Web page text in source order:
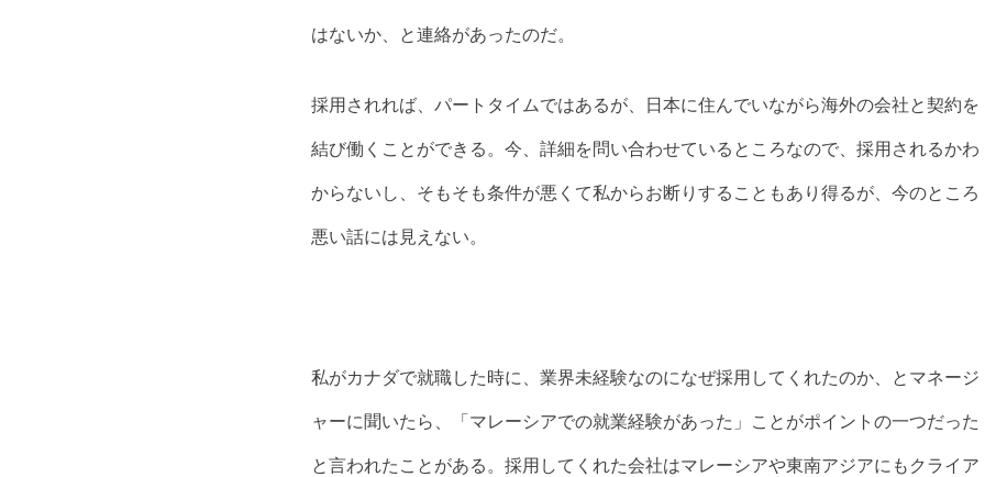
はないか、と連絡があったのだ。
採用されれば、パートタイムではあるが、日本に住んでいながら海外の会社と契約を
結び働くことができる。今、詳細を問い合わせているところなので、採用されるかわ
からないし、そもそも条件が悪くて私からお断りすることもあり得るが、今のところ
悪い話には見えない。
私がカナダで就職した時に、業界未経験なのになぜ採用してくれたのか、とマネージ
ャーに聞いたら、「マレーシアでの就業経験があった」ことがポイントの一つだった
と言われたことがある。採用してくれた会社はマレーシアや東南アジアにもクライア